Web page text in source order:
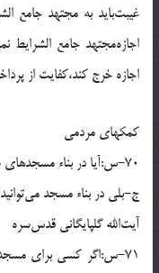
غيبت‌بايد به مجتهد جامع
اجازه‌مجتهد جامع
اجازه خرج كند،كفايت از
كمكهاى مردمى
70-س:آيا در بناء مسجدهاى سنى‌هامى‌توانيم كمك بكنيم يا خير؟
ج-بلى در بناء مسجد مى‌توانيد
آيت‌الله گلپايگانى قدس‌سره
71-س:اگر كسى براى